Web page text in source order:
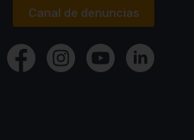
Canal de denuncias